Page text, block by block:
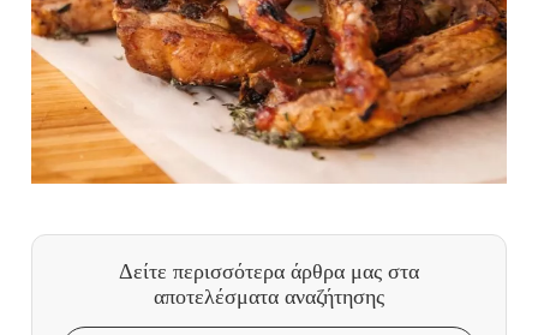
Δείτε περισσότερα άρθρα μας στα
αποτελέσματα αναζήτησης